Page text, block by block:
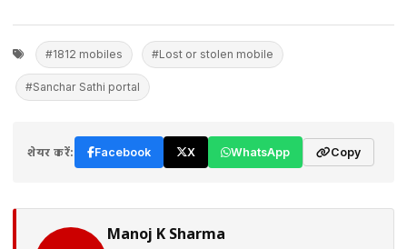
#1812 mobiles #Lost or stolen mobile
#Sanchar Sathi portal
शेयर करें: Facebook X WhatsApp Copy
Manoj K Sharma